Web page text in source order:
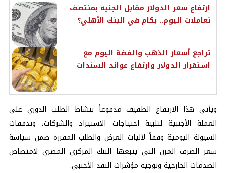
ارتفاع سعر الدولار مقابل الجنيه بمنتصف
تعاملات اليوم.. بكام في البنك الأهلي؟
تراجع أسعار الذهب والفضة اليوم مع
استقرار الدولار وارتفاع عوائد السندات
ويأتي هذا الارتفاع الطفيف مدفوعاً بنشاط الطلب الدوري على
العملة الأجنبية لتلبية احتياجات الاستيراد والشركات، وتدفقات
السيولة اليومية وفقاً لآليات العرض والطلب المقررة ضمن سياسة
سعر الصرف المرن التي يتبعها البنك المركزي المصري لامتصاص
الصدمات الخارجية وتوجيه مؤشرات النقد الأجنبي.